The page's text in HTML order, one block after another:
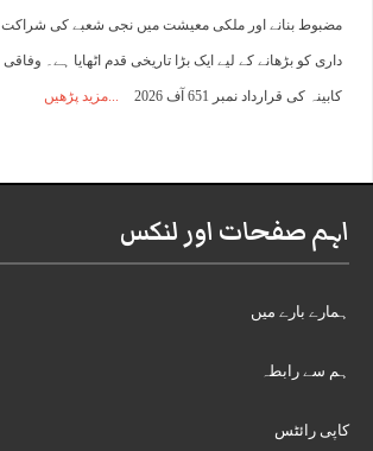
مضبوط بنانے اور ملکی معیشت میں نجی شعبے کی شراکت
داری کو بڑھانے کے لیے ایک بڑا تاریخی قدم اٹھایا ہے۔ وفاقی
کابینہ کی قرارداد نمبر 651 آف 2026 مزید پڑھیں
اہم صفحات اور لنکس
ہمارے بارے میں
ہم سے رابطہ
کاپی رائٹس